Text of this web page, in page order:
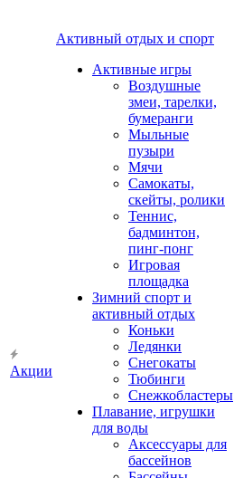
Акции
Активный отдых и спорт
Активные игры
Воздушные
змеи, тарелки,
бумеранги
Мыльные
пузыри
Мячи
Самокаты,
скейты, ролики
Теннис,
бадминтон,
пинг-понг
Игровая
площадка
Зимний спорт и
активный отдых
Коньки
Ледянки
Снегокаты
Тюбинги
Снежкобластеры
Плавание, игрушки
для воды
Аксессуары для
бассейнов